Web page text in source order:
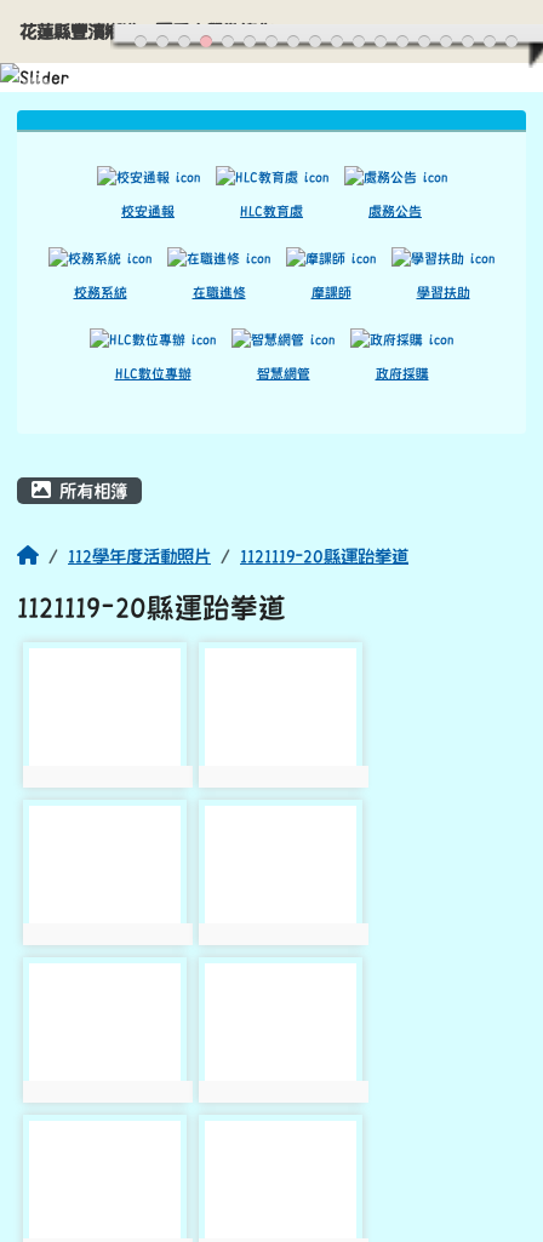
花蓮縣豐濱鄉港口國民小學歡迎您
導覽列
花蓮縣豐濱鄉港口國民小學歡迎您
上中區域內容
校安通報 HLC教育處 處務公告
校務系統 在職進修 摩課師 學習扶助
HLC數位專辦 智慧網管 政府採購
所有相簿
回首頁112學年度活動照片 1121119-20縣運跆拳道
1121119-20縣運跆拳道
photo:2336
photo:2337
photo:2338
photo:2339
photo:2340
photo:2341
頁尾區域